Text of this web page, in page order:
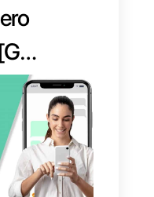
link
[Guia